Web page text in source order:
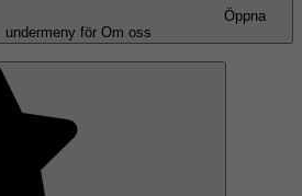
Öppna
undermeny för Om oss